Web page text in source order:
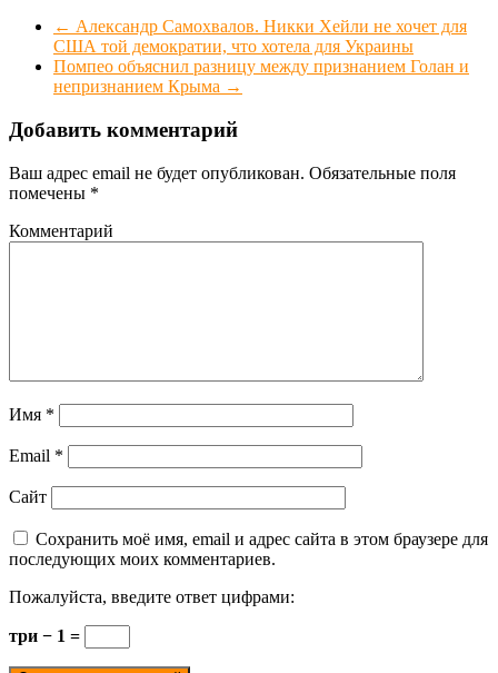
← Александр Самохвалов. Никки Хейли не хочет для
США той демократии, что хотела для Украины
Помпео объяснил разницу между признанием Голан и
непризнанием Крыма →
Добавить комментарий
Ваш адрес email не будет опубликован. Обязательные поля
помечены *
Комментарий
Имя *
Email *
Сайт
Сохранить моё имя, email и адрес сайта в этом браузере для
последующих моих комментариев.
Пожалуйста, введите ответ цифрами:
три − 1 =